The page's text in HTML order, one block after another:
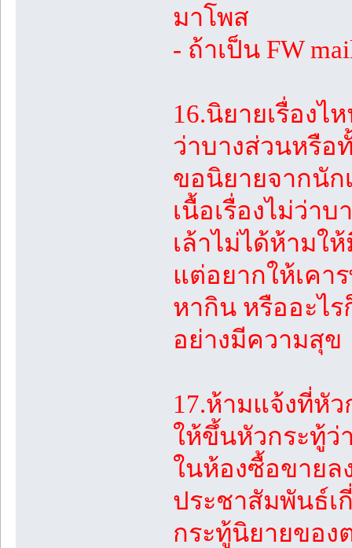
มาโพส
- ถ้าเป็น FW
16.นิยายเรื่องไ
ว่าบางส่วนหรือ
ขอนิยายจากนัก
เนื้อเรื่องไม่ว่า
เล้าไม่ได้ห้ามใ
แต่อยากให้เคา
หากิน หรืออะไ
อย่างมีความสุข
17.ห้ามแจ้งที่หั
ให้ขึ้นหัวกระทู้ว่
ในห้องซื้อขายล
ประชาสัมพันธ์เ
กระทู้นิยายของ